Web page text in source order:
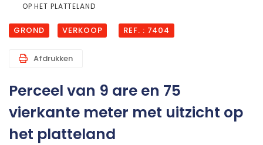
OP HET PLATTELAND
GROND VERKOOP REF. : 7404
Afdrukken
Perceel van 9 are en 75
vierkante meter met uitzicht op
het platteland